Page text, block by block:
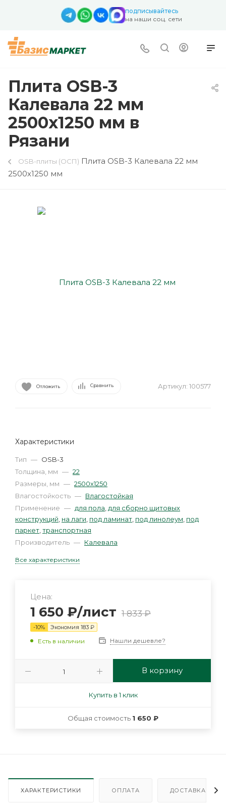
подписывайтесь
на наши соц. сети
Плита OSB-3
Калевала 22 мм
2500х1250 мм в
Рязани
OSB-плиты (ОСП) Плита OSB-3 Калевала 22 мм
2500х1250 мм
Отложить Сравнить Артикул: 100577
Характеристики
Тип — OSB-3
Толщина, мм — 22
Размеры, мм — 2500х1250
Влагостойкость — Влагостойкая
Применение — для пола для сборно щитовых
конструкций на лаги под ламинат под линолеум под
паркет транспортная
Производитель — Калевала
Все характеристики
Цена:
1 650 ₽/лист 1 833₽
-10% Экономия 183 ₽
Есть в наличии Нашли дешевле?
В корзину
Купить в 1 клик
Общая стоимость 1 650 ₽
ХАРАКТЕРИСТИКИ ОПЛАТА ДОСТАВКА